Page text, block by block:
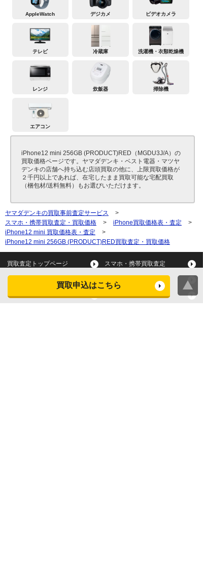
買取申込はこちら
AppleWatch デジカメ ビデオカメラ
テレビ 冷蔵庫 洗濯機・衣類乾燥機
レンジ 炊飯器 掃除機
エアコン
iPhone12 mini 256GB (PRODUCT)RED（MGDU3J/A）の
買取価格ページです。ヤマダデンキ・ベスト電器・マツヤ
デンキの店舗へ持ち込む店頭買取の他に、上限買取価格が
２千円以上であれば、在宅したまま買取可能な宅配買取
（梱包材/送料無料）もお選びいただけます。
ヤマダデンキの買取事前査定サービス
>
スマホ・携帯買取査定・買取価格
> iPhone買取価格表・査定
>
iPhone12 mini 買取価格表・査定
>
iPhone12 mini 256GB (PRODUCT)RED買取査定・買取価格
買取査定トップページ スマホ・携帯買取査定
タブレット買取査定
スマートウォッチ買取査定 デジカメ買取査定